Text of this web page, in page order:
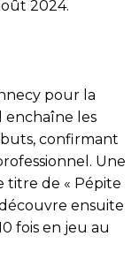
2024.
pour la
enchaîne les
confirmant
Une
titre de « Pépite
ensuite
fois en jeu au